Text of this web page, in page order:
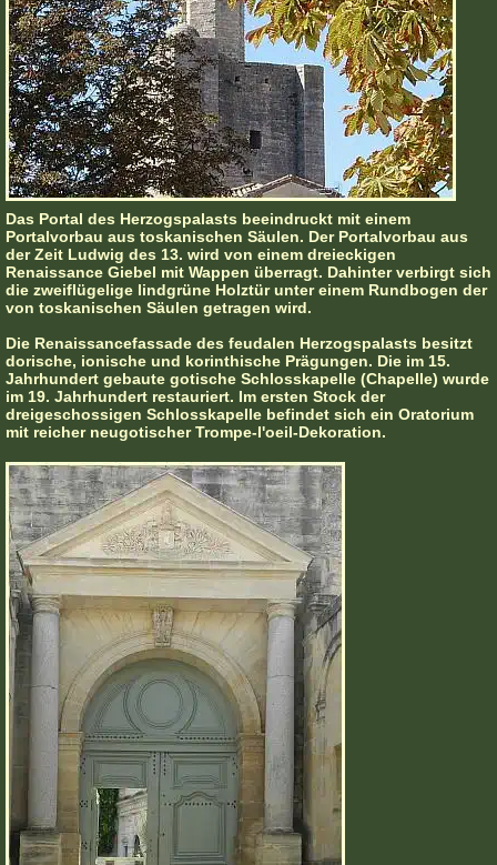
Das Portal des Herzogspalasts beeindruckt mit einem
Portalvorbau aus toskanischen Säulen. Der Portalvorbau aus
der Zeit Ludwig des 13. wird von einem dreieckigen
Renaissance Giebel mit Wappen überragt. Dahinter verbirgt sich
die zweiflügelige lindgrüne Holztür unter einem Rundbogen der
von toskanischen Säulen getragen wird.
Die Renaissancefassade des feudalen Herzogspalasts besitzt
dorische, ionische und korinthische Prägungen. Die im 15.
Jahrhundert gebaute gotische Schlosskapelle (Chapelle) wurde
im 19. Jahrhundert restauriert. Im ersten Stock der
dreigeschossigen Schlosskapelle befindet sich ein Oratorium
mit reicher neugotischer Trompe-l'oeil-Dekoration.